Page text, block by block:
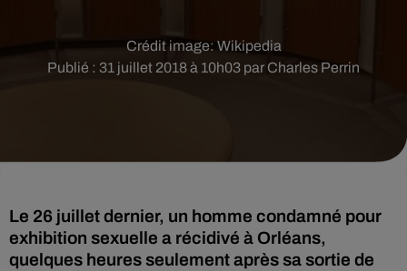
Publié : 31 juillet 2018 à 10h03 par Charles Perrin
Crédit image: Wikipedia
Le 26 juillet dernier, un homme condamné pour
exhibition sexuelle a récidivé à Orléans,
quelques heures seulement après sa sortie de